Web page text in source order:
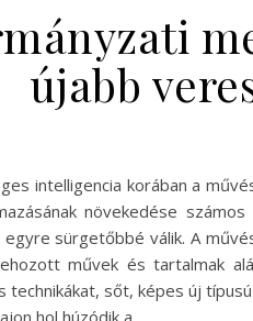
újabb
intelligencia korában a
növekedése
sürgetőbbé válik. A
művek és tartalmak
technikákat, sőt, képes új
hol húzódik a…